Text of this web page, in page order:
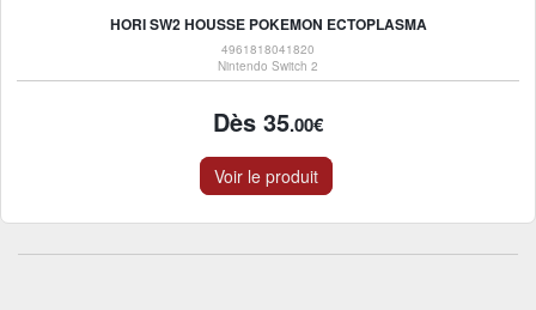
HORI SW2 HOUSSE POKEMON ECTOPLASMA
4961818041820
Nintendo Switch 2
Dès 35.00€
Voir le produit